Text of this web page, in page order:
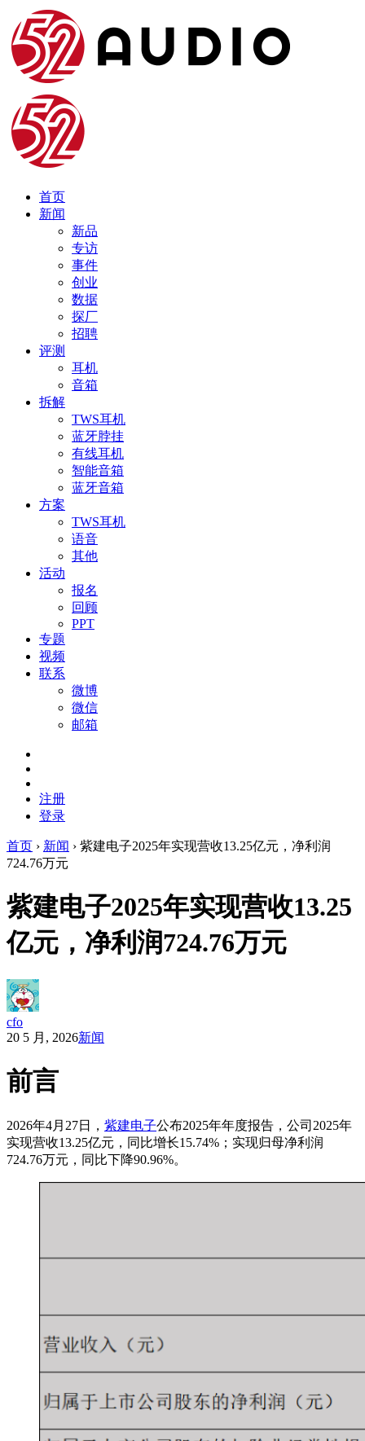
首页
新闻
新品
专访
事件
创业
数据
探厂
招聘
评测
耳机
音箱
拆解
TWS耳机
蓝牙脖挂
有线耳机
智能音箱
蓝牙音箱
方案
TWS耳机
语音
其他
活动
报名
回顾
PPT
专题
视频
联系
微博
微信
邮箱
注册
登录
首页 › 新闻 › 紫建电子2025年实现营收13.25亿元，净利润
724.76万元
紫建电子2025年实现营收13.25
亿元，净利润724.76万元
cfo
20 5 月, 2026新闻
前言
2026年4月27日， 紫建电子公布2025年年度报告，公司2025年
实现营收13.25亿元，同比增长15.74%；实现归母净利润
724.76万元，同比下降90.96%。